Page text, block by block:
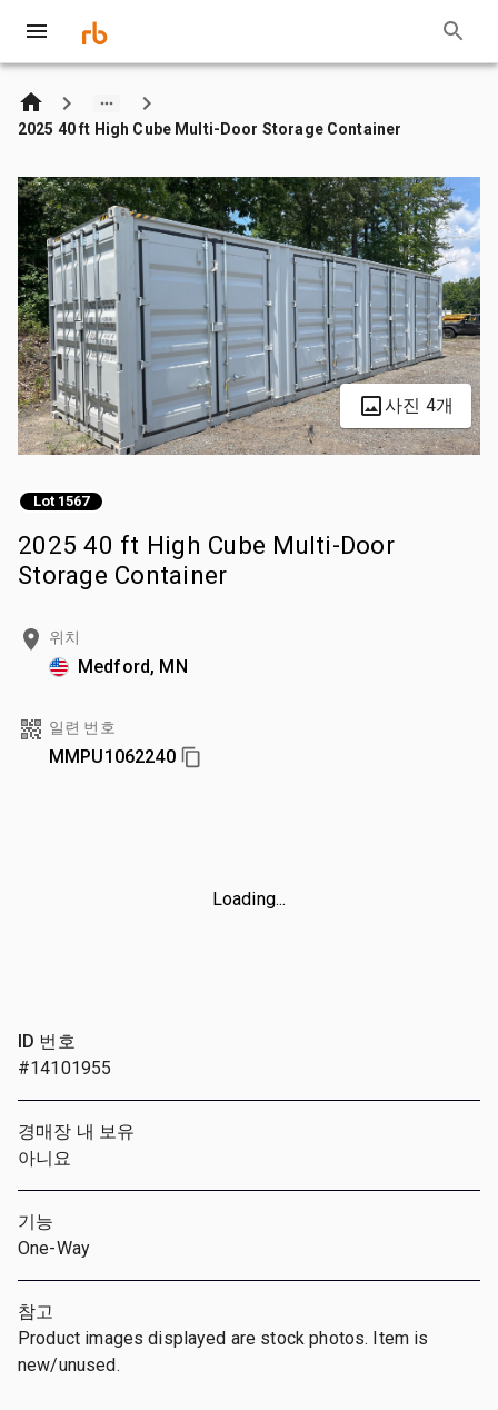
2025 40 ft High Cube Multi-Door Storage Container
사진 4개
Lot 1567
2025 40 ft High Cube Multi-Door
Storage Container
위치
Medford, MN
일련 번호
MMPU1062240
Loading...
ID 번호
#14101955
경매장 내 보유
아니요
기능
One-Way
참고
Product images displayed are stock photos. Item is
new/unused.